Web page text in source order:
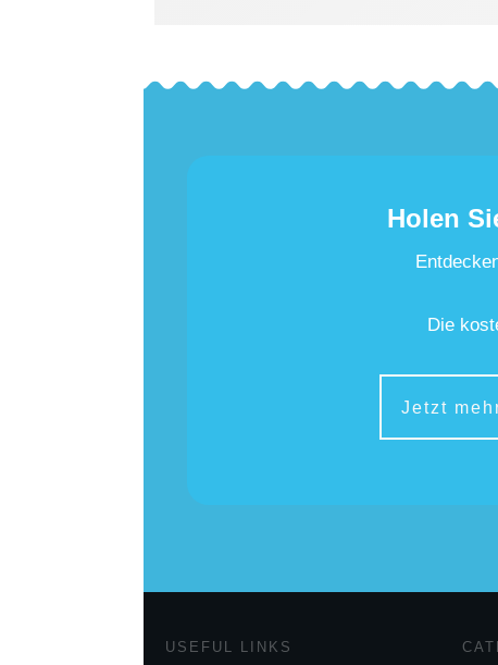
Holen
Die
Jetzt
USEFUL LINKS